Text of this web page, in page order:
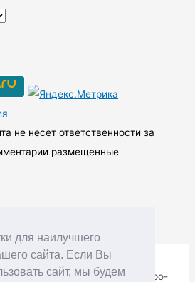
для наилучшего
сайта. Если Вы
сайт, мы будем
не несет ответственности за
размещенные
28.06.2008 - 2026 | Северо-